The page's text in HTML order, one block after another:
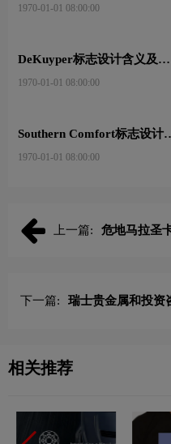
标致Peugeot210周年特别版新
logo
360图标LOGO设计- 360安全